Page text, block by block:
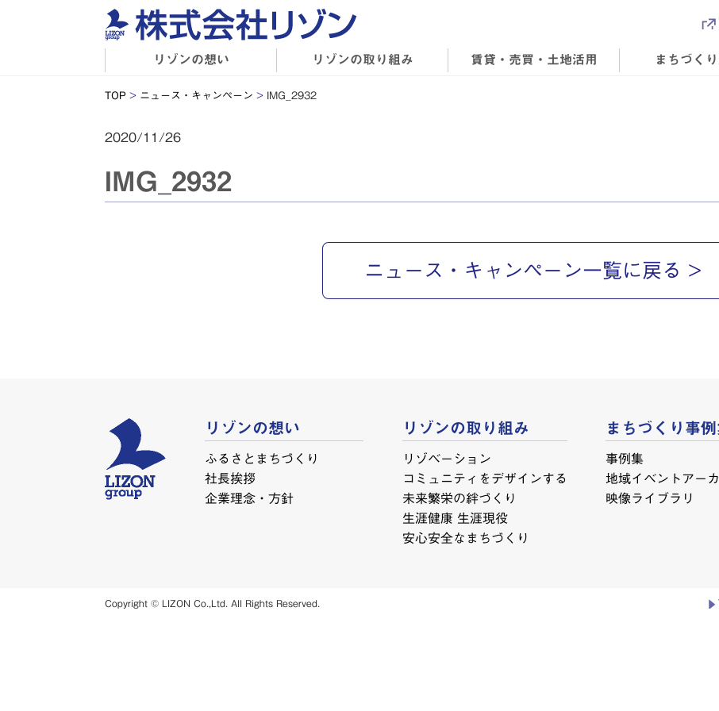
リゾンの想い リゾンの取り組み 賃貸・売買・土地活用 まちづく
TOP > ニュース・キャンペーン >IMG_2932
2020/11/26
IMG_2932
ニュース・キャンペーン一覧に戻る
リゾンの想い
ふるさとまちづくり
社長挨拶
企業理念・方針
リゾンの取り組み
リゾベーション
コミュニティをデザインする
未来繁栄の絆づくり
生涯健康 生涯現役
安心安全なまちづくり
まちづくり事例
事例集
地域イベントアー
映像ライブラリ
Copyright © LIZON Co.,Ltd. All Rights Reserved.